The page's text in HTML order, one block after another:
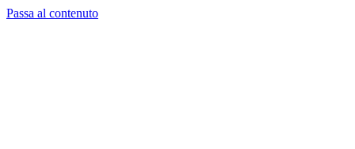
Passa al contenuto